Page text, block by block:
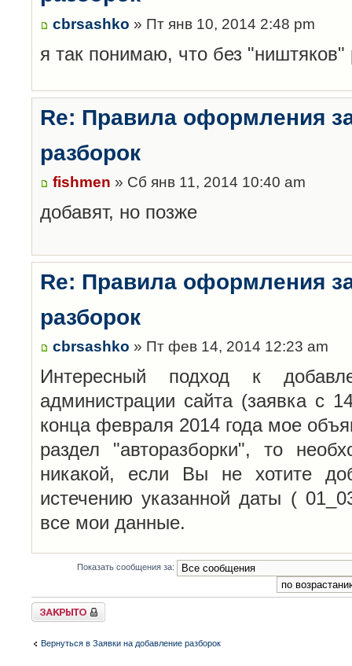
cbrsashko » Пт янв 10, 2014 2:48 pm
я так понимаю, что без "ништяков"
Re: Правила оформления
разборок
fishmen » Сб янв 11, 2014 10:40 am
добавят, но позже
Re: Правила оформления
разборок
cbrsashko » Пт фев 14, 2014 12:23 am
Интересный подход к
администрации сайта (заявка с
конца февраля 2014 года мое
раздел "авторазборки", то
никакой, если Вы не хотите
истечению указанной даты (
все мои данные.
Показать сообщения за:
Закрыто
Вернуться в Заявки на добавление разборок